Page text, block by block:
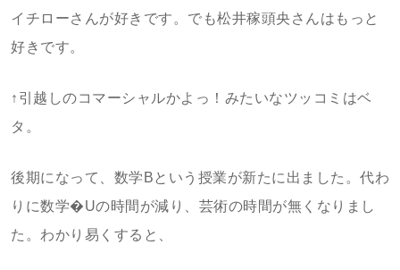
イチローさんが好きです。でも松井稼頭央さんはもっと
好きです。
↑引越しのコマーシャルかよっ！みたいなツッコミはベ
タ。
後期になって、数学Bという授業が新たに出ました。代わ
りに数学�Uの時間が減り、芸術の時間が無くなりまし
た。わかり易くすると、